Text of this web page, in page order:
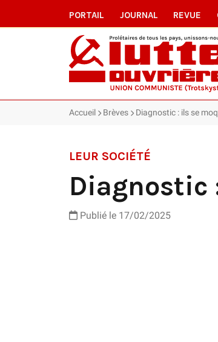
PORTAIL JOURNAL REVUE
Accueil Brèves Diagnostic : ils se
LEUR SOCIÉTÉ
Diagnostic
Publié le 17/02/2025